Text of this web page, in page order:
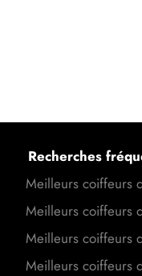
Recherches
Meilleurs coiffeurs
Meilleurs coiffeurs
Meilleurs coiffeurs
Meilleurs coiffeurs